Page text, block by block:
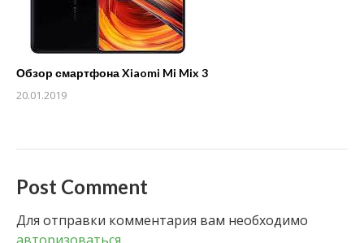
Обзор смартфона Xiaomi Mi Mix 3
20.01.2019
Post Comment
Для отправки комментария вам необходимо